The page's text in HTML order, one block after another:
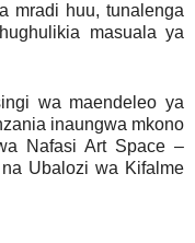
mradi huu, tunalenga
masuala ya
wa maendeleo ya
inaungwa mkono
Nafasi Art Space –
Ubalozi wa Kifalme